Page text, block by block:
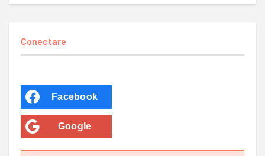
Conectare
Facebook
Google